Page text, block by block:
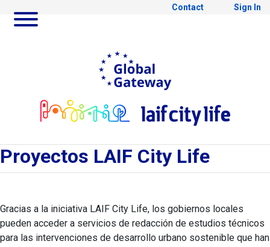
Skip to Main Content
Ir
Contact Sign In
Proyectos
Proyectos LAIF City Life
Gracias a la iniciativa LAIF City Life, los gobiernos locales
pueden acceder a servicios de redacción de estudios técnicos
para las intervenciones de desarrollo urbano sostenible que han